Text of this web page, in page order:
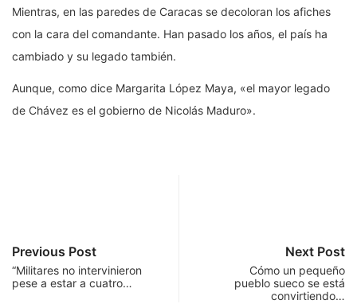
Mientras, en las paredes de Caracas se decoloran los afiches
con la cara del comandante. Han pasado los años, el país ha
cambiado y su legado también.
Aunque, como dice Margarita López Maya, «el mayor legado
de Chávez es el gobierno de Nicolás Maduro».
Previous Post
“Militares no intervinieron
pese a estar a cuatro…
Next Post
Cómo un pequeño
pueblo sueco se está
convirtiendo…